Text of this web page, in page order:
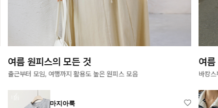
여름 원피스의 모든 것
출근부터 모임, 여행까지 활용도 높은 원피스 모음
마지아룩
여
바캉